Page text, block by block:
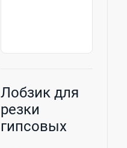
Лобзик для
резки
гипсовых